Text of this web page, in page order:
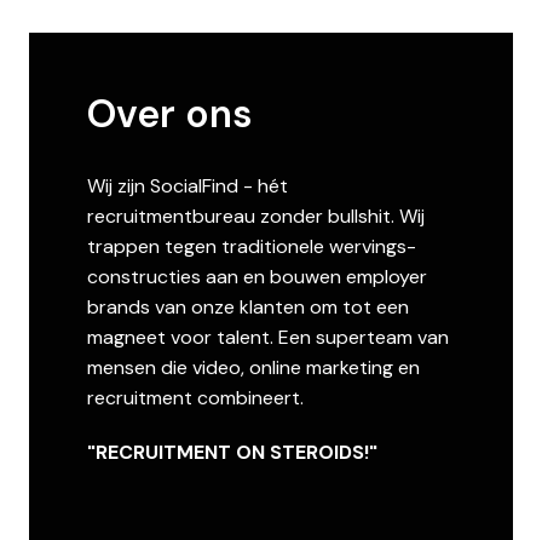
Over ons
Wij zijn SocialFind - hét
recruitmentbureau zonder bullshit. Wij
trappen tegen traditionele wervings-
constructies aan en bouwen employer
brands van onze klanten om tot een
magneet voor talent. Een superteam van
mensen die video, online marketing en
recruitment combineert.
"RECRUITMENT ON STEROIDS!"